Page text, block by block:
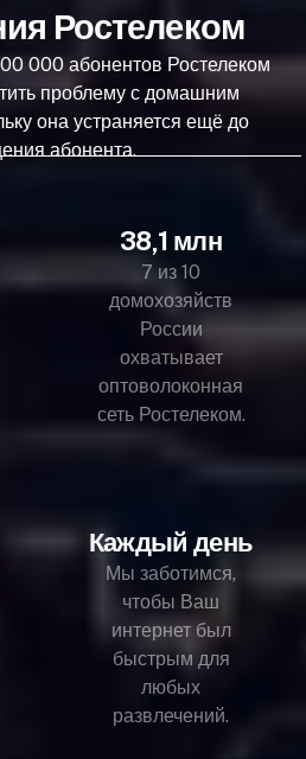
Ростелеком
000 абонентов Ростелеком
проблему с домашним
она устраняется ещё до
абонента.
38,1 млн
7 из 10
домохозяйств
России
охватывает
оптоволоконная
сеть Ростелеком.
Каждый день
Мы заботимся,
чтобы Ваш
интернет был
быстрым для
любых
развлечений.